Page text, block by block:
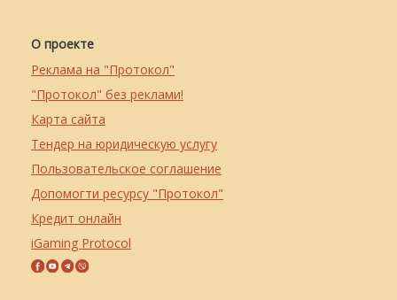
О проекте
Реклама на "Протокол"
"Протокол" без реклами!
Карта сайта
Тендер на юридическую услугу
Пользовательское соглашение
Допомогти ресурсу "Протокол"
Кредит онлайн
iGaming Protocol